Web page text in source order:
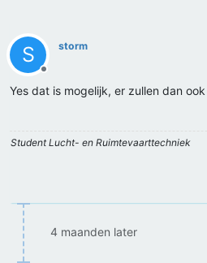
S
Offline
storm
Yes dat is mogelijk, er zullen dan
Student Lucht- en Ruimtevaarttechniek
4 maanden later